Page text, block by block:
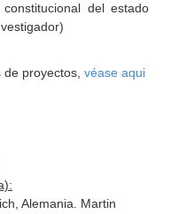
del estado
proyectos, véase aqui
Alemania. Martin